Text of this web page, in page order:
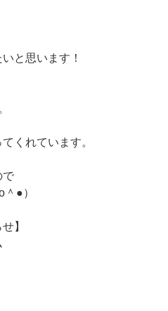
と思います！
くれています。
で
●）
】